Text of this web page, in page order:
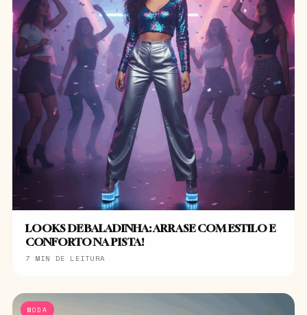
LOOKS DE BALADINHA: ARRASE COM ESTILO E
CONFORTO NA PISTA!
7 MIN DE LEITURA
MODA